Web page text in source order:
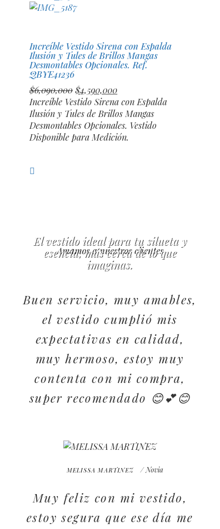
Increíble Vestido Sirena con Espalda
Ilusión y Tules de Brillos Mangas
Desmontables Opcionales. Ref.
QBYE41236
$6,090,000 El
precio
original
era:
$6,090,000.
$4,590,000El
precio
actual
es:
$4,590,000.
Increíble Vestido Sirena con Espalda
Ilusión y Tules de Brillos Mangas
Desmontables Opcionales. Vestido
Disponible para Medición.
El vestido ideal para tu silueta y
esencia, más cerca de lo que
imaginas.
Amamos a nuestros clientes
Buen servicio, muy amables,
el vestido cumplió mis
expectativas en calidad,
muy hermoso, estoy muy
contenta con mi compra,
super recomendado 😊💕😊
MELISSA MARTINEZ / Novia
Muy feliz con mi vestido,
estoy segura que ese día me